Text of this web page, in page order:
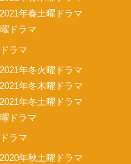
2021年春土曜ドラマ
ドラマ
ラマ
2021年冬火曜ドラマ
2021年冬木曜ドラマ
2021年冬土曜ドラマ
ドラマ
ラマ
2020年秋土曜ドラマ